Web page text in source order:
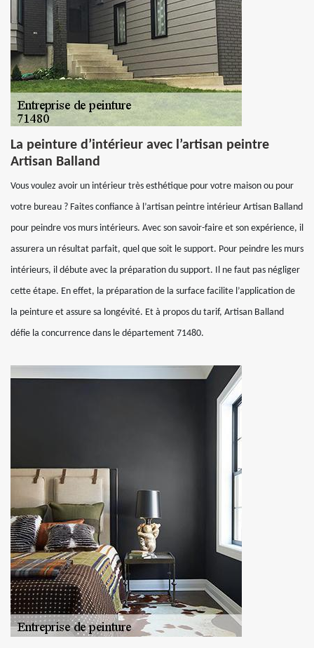
La peinture d’intérieur avec l’artisan peintre
Artisan Balland
Vous voulez avoir un intérieur très esthétique pour votre maison ou pour
votre bureau ? Faites confiance à l’artisan peintre intérieur Artisan Balland
pour peindre vos murs intérieurs. Avec son savoir-faire et son expérience, il
assurera un résultat parfait, quel que soit le support. Pour peindre les murs
intérieurs, il débute avec la préparation du support. Il ne faut pas négliger
cette étape. En effet, la préparation de la surface facilite l’application de
la peinture et assure sa longévité. Et à propos du tarif, Artisan Balland
défie la concurrence dans le département 71480.